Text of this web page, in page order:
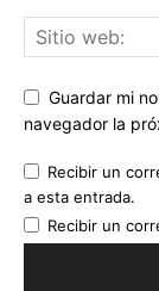
Guardar mi
navegador la
Recibir un
a esta entrada.
Recibir un